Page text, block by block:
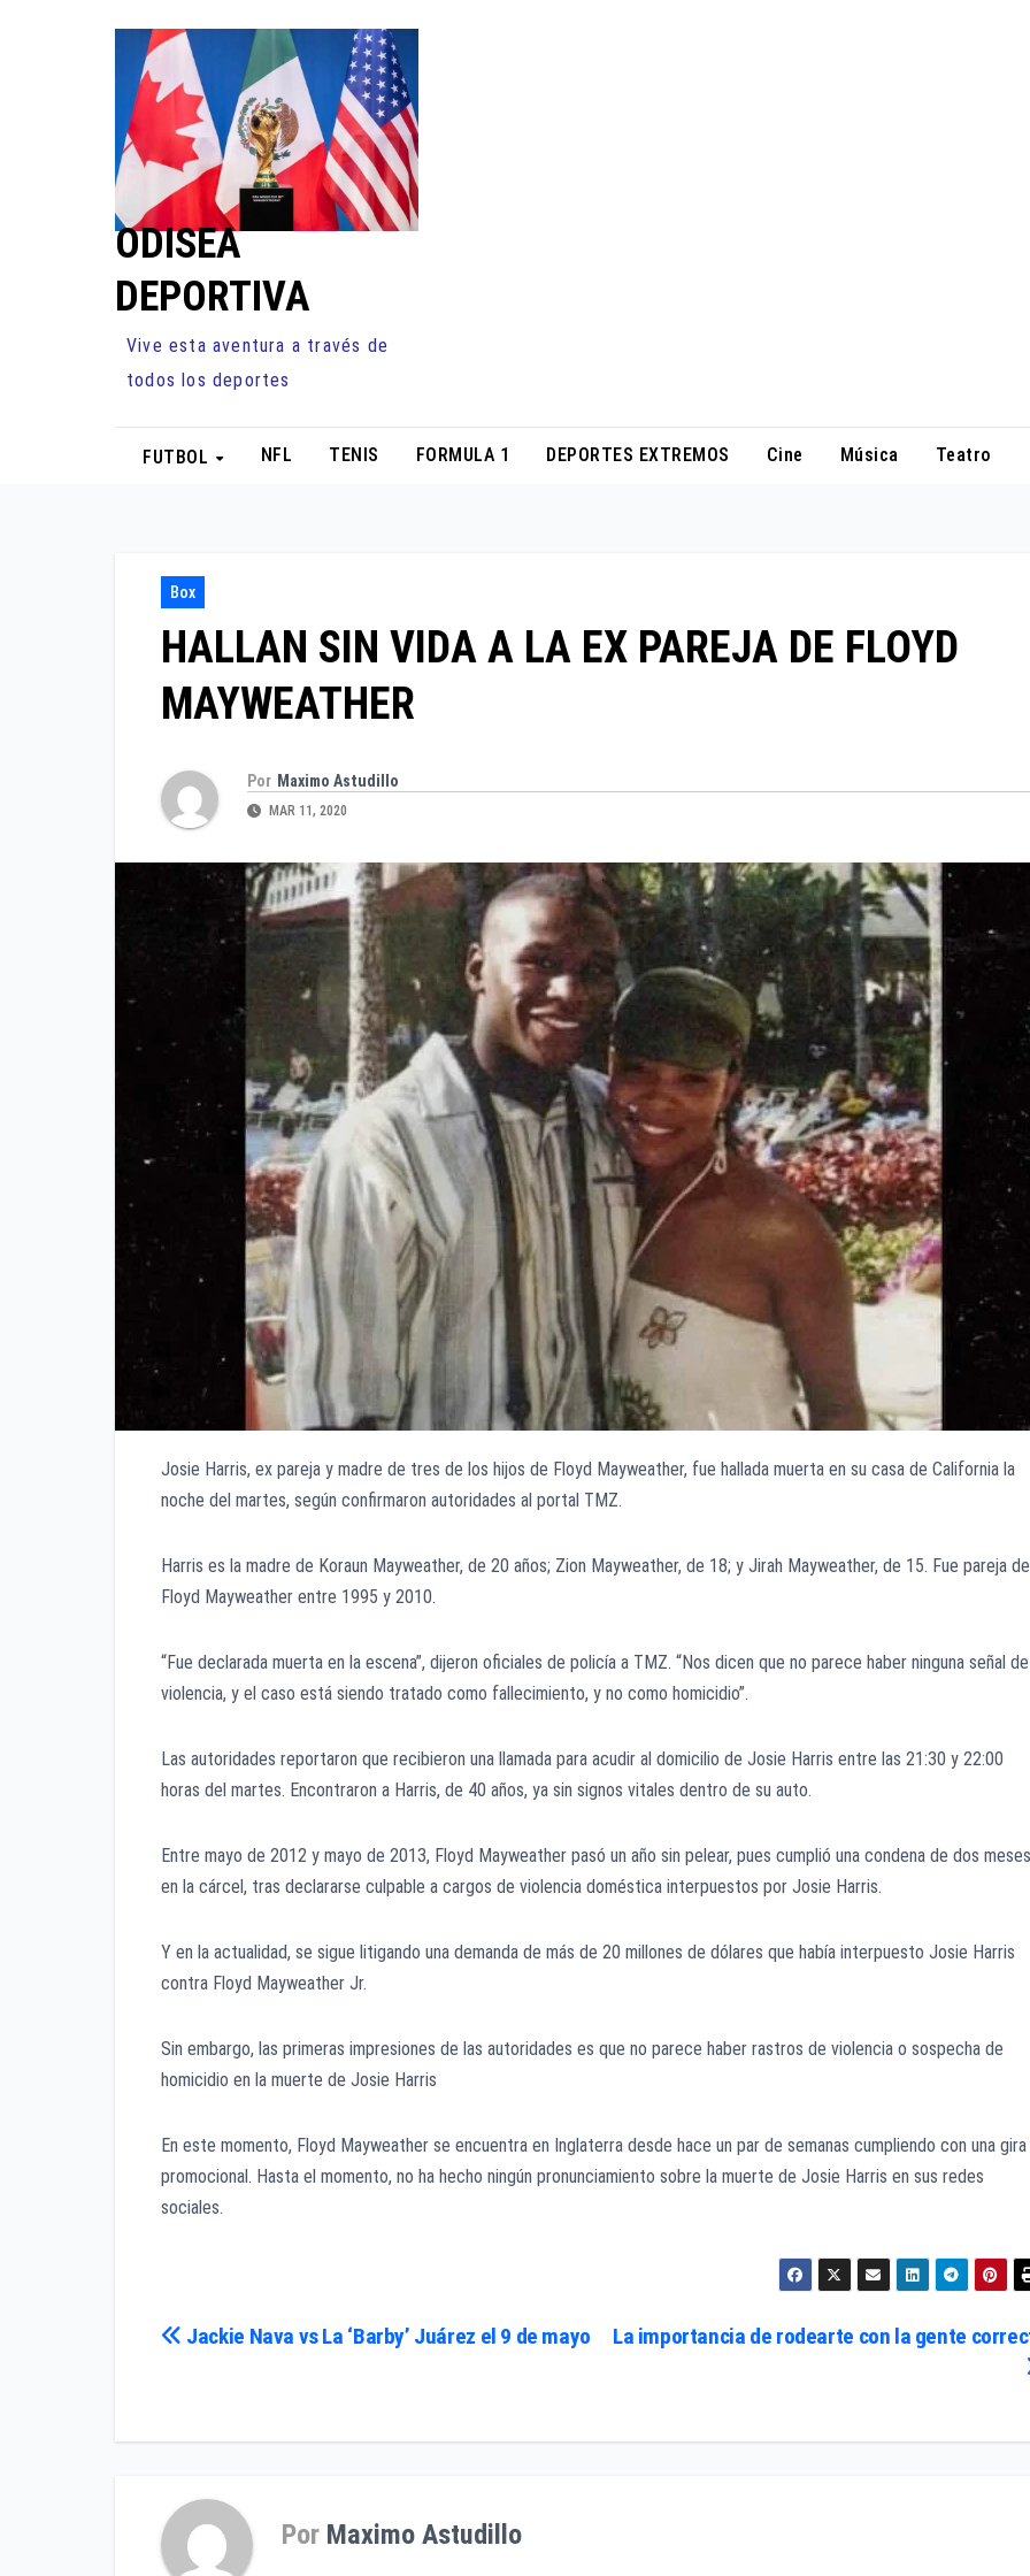
ODISEA
DEPORTIVA
Vive esta aventura a través de
todos los deportes
FUTBOL NFL TENIS FORMULA 1 DEPORTES EXTREMOS Cine Música Teatro
Box
HALLAN SIN VIDA A LA EX PAREJA DE FLOYD
MAYWEATHER
Por Maximo Astudillo
MAR 11, 2020
Josie Harris, ex pareja y madre de tres de los hijos de Floyd Mayweather, fue hallada muerta en su casa de California la
noche del martes, según confirmaron autoridades al portal TMZ.
Harris es la madre de Koraun Mayweather, de 20 años; Zion Mayweather, de 18; y Jirah Mayweather, de 15. Fue pareja de
Floyd Mayweather entre 1995 y 2010.
“Fue declarada muerta en la escena”, dijeron oficiales de policía a TMZ. “Nos dicen que no parece haber ninguna señal de
violencia, y el caso está siendo tratado como fallecimiento, y no como homicidio”.
Las autoridades reportaron que recibieron una llamada para acudir al domicilio de Josie Harris entre las 21:30 y 22:00
horas del martes. Encontraron a Harris, de 40 años, ya sin signos vitales dentro de su auto.
Entre mayo de 2012 y mayo de 2013, Floyd Mayweather pasó un año sin pelear, pues cumplió una condena de dos meses
en la cárcel, tras declararse culpable a cargos de violencia doméstica interpuestos por Josie Harris.
Y en la actualidad, se sigue litigando una demanda de más de 20 millones de dólares que había interpuesto Josie Harris
contra Floyd Mayweather Jr.
Sin embargo, las primeras impresiones de las autoridades es que no parece haber rastros de violencia o sospecha de
homicidio en la muerte de Josie Harris
En este momento, Floyd Mayweather se encuentra en Inglaterra desde hace un par de semanas cumpliendo con una gira
promocional. Hasta el momento, no ha hecho ningún pronunciamiento sobre la muerte de Josie Harris en sus redes
sociales.
Navegación
entradas
La importancia de rodearte con la gente
Jackie Nava vs La ‘Barby’ Juárez el 9 de mayo
Por Maximo Astudillo